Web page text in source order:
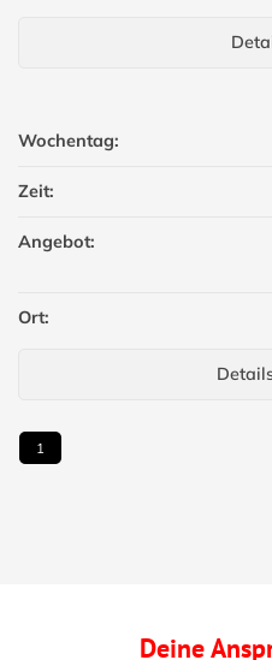
Wochentag:
Zeit:
Angebot:
Ort:
1
Deine